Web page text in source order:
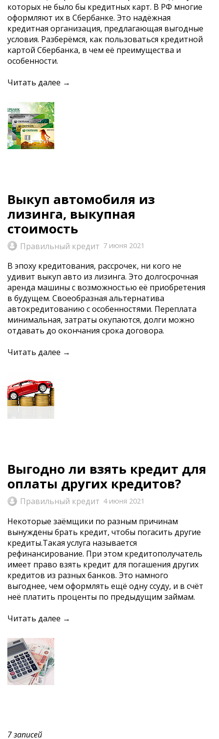
которых не было бы кредитных карт. В РФ многие
оформляют их в Сбербанке. Это надёжная
кредитная организация, предлагающая выгодные
условия. Разберёмся, как пользоваться кредитной
картой Сбербанка, в чем её преимущества и
особенности.
Читать далее →
Выкуп автомобиля из
лизинга, выкупная
стоимость
Правильный кредит 7 июня 2021
В эпоху кредитования, рассрочек, ни кого не
удивит выкуп авто из лизинга. Это долгосрочная
аренда машины с возможностью её приобретения
в будущем. Своеобразная альтернатива
автокредитованию с особенностями. Переплата
минимальная, затраты окупаются, долги можно
отдавать до окончания срока договора.
Читать далее →
Выгодно ли взять кредит для
оплаты других кредитов?
Правильный кредит 4 июня 2021
Некоторые заёмщики по разным причинам
вынуждены брать кредит, чтобы погасить другие
кредиты.Такая услуга называется
рефинансирование. При этом кредитополучатель
имеет право взять кредит для погашения других
кредитов из разных банков. Это намного
выгоднее, чем оформлять ещё одну ссуду, и в счёт
неё платить проценты по предыдущим займам.
Читать далее →
7 записей